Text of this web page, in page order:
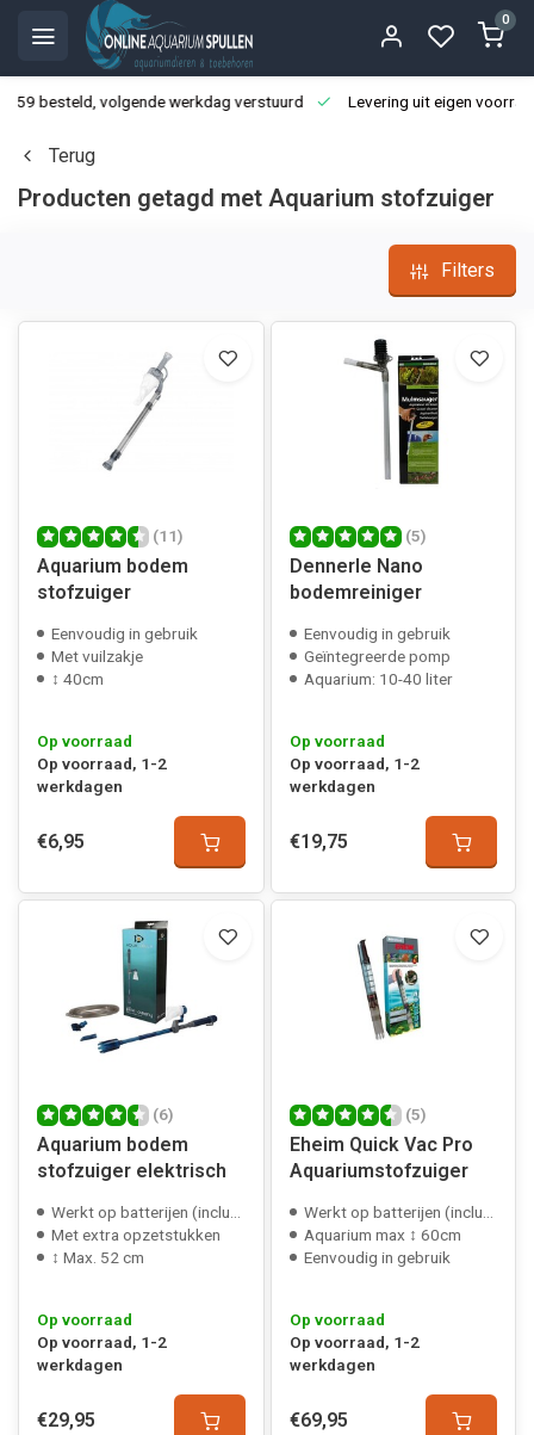
0
besteld, volgende werkdag verstuurd Levering uit eigen
Terug
Producten getagd met Aquarium stofzuiger
Filters
(11)
Aquarium bodem
stofzuiger
Eenvoudig in gebruik
Met vuilzakje
↕ 40cm
Op voorraad
Op voorraad, 1-2
werkdagen
€6,95
(5)
Dennerle Nano
bodemreiniger
Eenvoudig in gebruik
Geïntegreerde pomp
Aquarium: 10-40 liter
Op voorraad
Op voorraad, 1-2
werkdagen
€19,75
(6)
Aquarium bodem
stofzuiger elektrisch
Werkt op batterijen (inclusief)
Met extra opzetstukken
↕ Max. 52 cm
Op voorraad
Op voorraad, 1-2
werkdagen
€29,95
(5)
Eheim Quick Vac Pro
Aquariumstofzuiger
Werkt op batterijen (inclusief)
Aquarium max ↕ 60cm
Eenvoudig in gebruik
Op voorraad
Op voorraad, 1-2
werkdagen
€69,95